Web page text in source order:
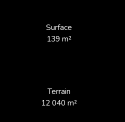
Surface
139m²
Terrain
12 040m²